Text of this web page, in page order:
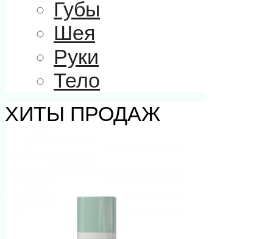
Губы
Шея
Руки
Тело
ХИТЫ ПРОДАЖ